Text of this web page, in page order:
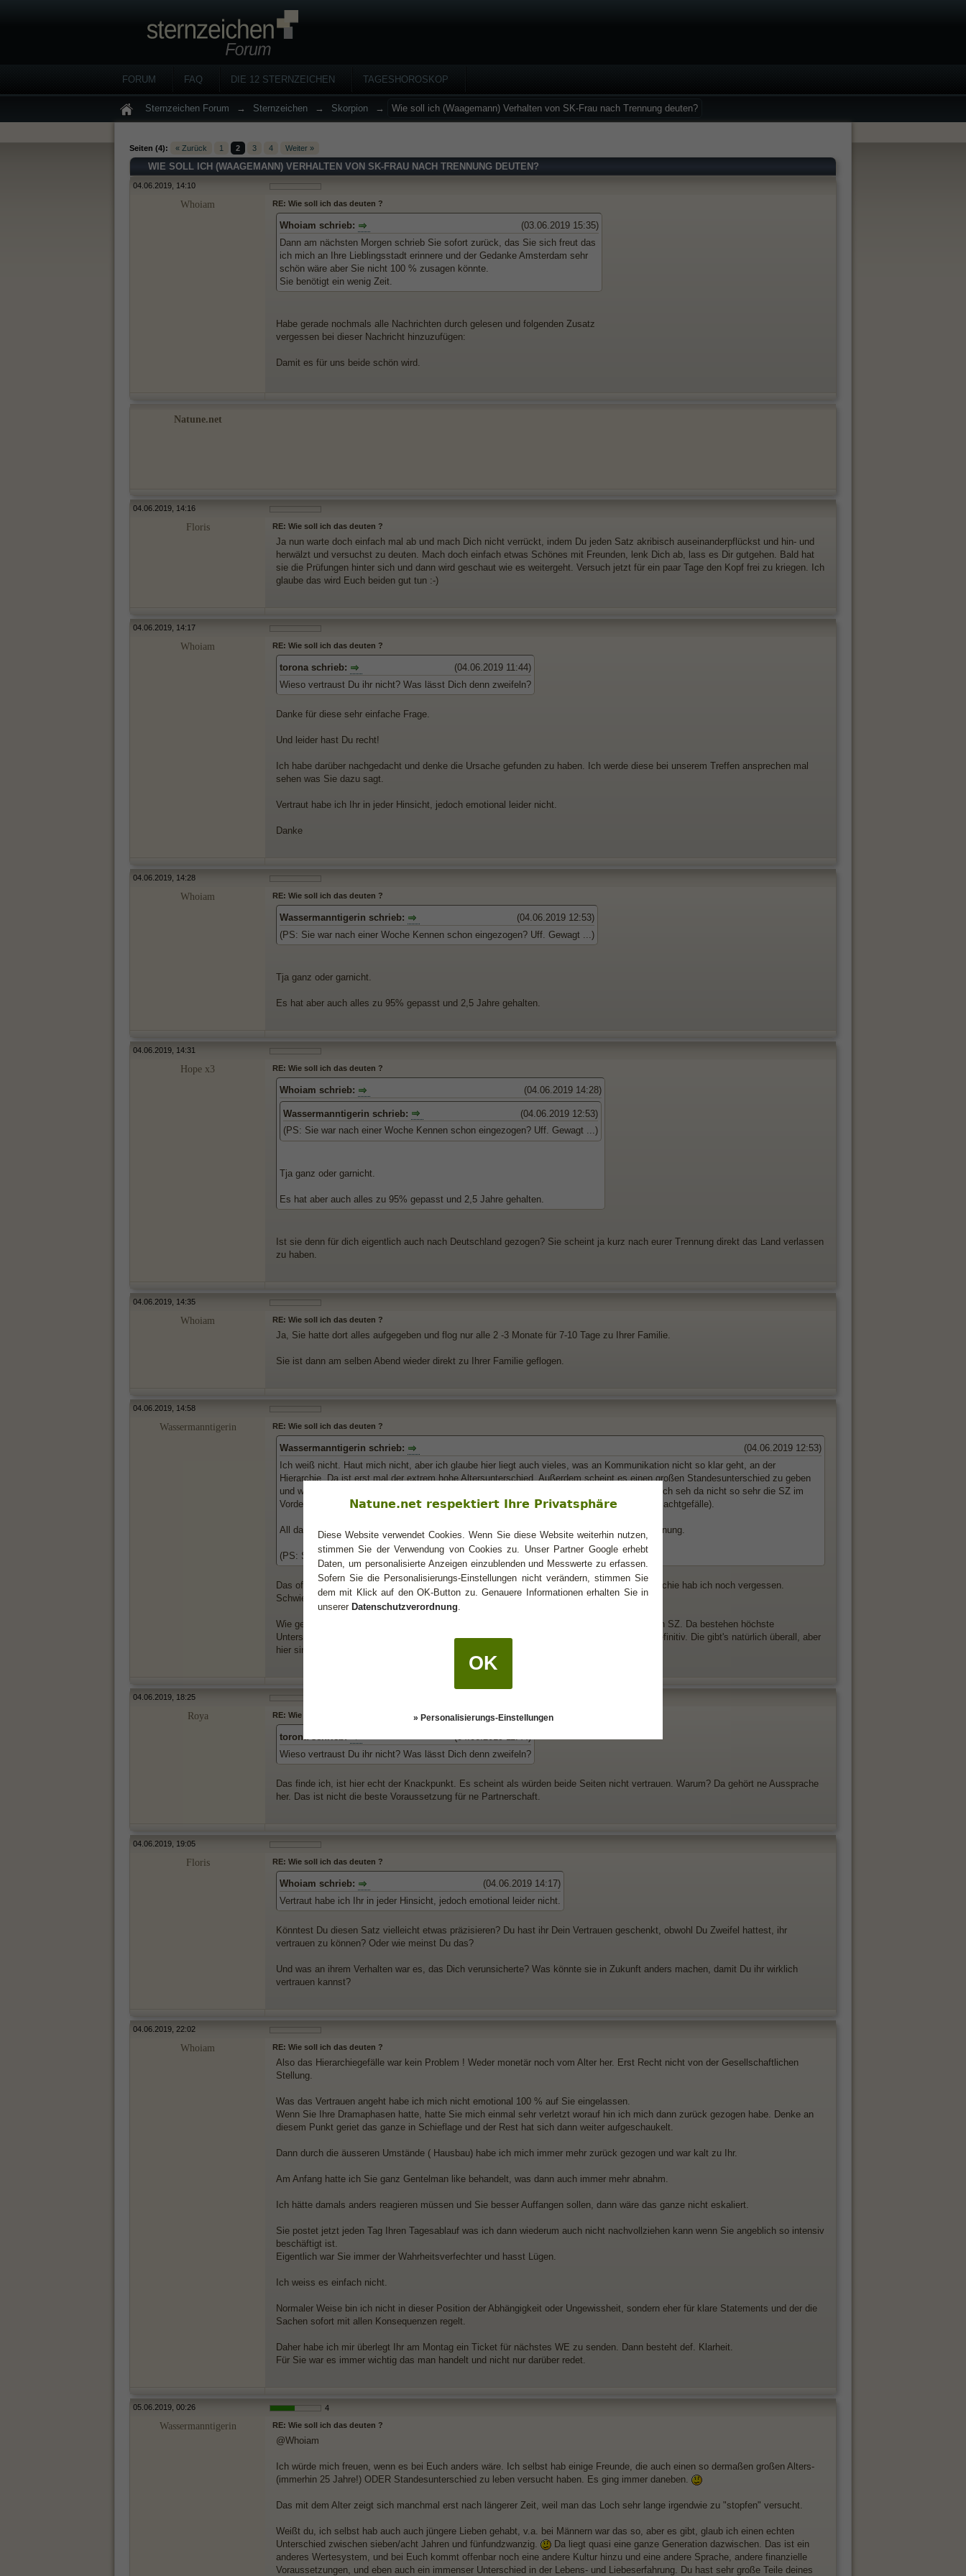
FORUM FAQ DIE 12 STERNZEICHEN TAGESHOROSKOP
Sternzeichen Forum → Sternzeichen → Skorpion → Wie soll ich (Waagemann) Verhalten von SK-Frau nach Trennung deuten?
Seiten (4): « Zurück 1 2 3 4 Weiter »
WIE SOLL ICH (WAAGEMANN) VERHALTEN VON SK-FRAU NACH TRENNUNG DEUTEN?
04.06.2019, 14:10
Whoiam RE: Wie soll ich das deuten ?
(03.06.2019 15:35)
Whoiam schrieb:
Dann am nächsten Morgen schrieb Sie sofort zurück, das Sie sich freut das
ich mich an Ihre Lieblingsstadt erinnere und der Gedanke Amsterdam sehr
schön wäre aber Sie nicht 100 % zusagen könnte.
Sie benötigt ein wenig Zeit.
Habe gerade nochmals alle Nachrichten durch gelesen und folgenden Zusatz
vergessen bei dieser Nachricht hinzuzufügen:
Damit es für uns beide schön wird.
Natune.net
04.06.2019, 14:16
Floris RE: Wie soll ich das deuten ?
Ja nun warte doch einfach mal ab und mach Dich nicht verrückt, indem Du jeden Satz akribisch auseinanderpflückst und hin- und
herwälzt und versuchst zu deuten. Mach doch einfach etwas Schönes mit Freunden, lenk Dich ab, lass es Dir gutgehen. Bald hat
sie die Prüfungen hinter sich und dann wird geschaut wie es weitergeht. Versuch jetzt für ein paar Tage den Kopf frei zu kriegen. Ich
glaube das wird Euch beiden gut tun :-)
04.06.2019, 14:17
Whoiam RE: Wie soll ich das deuten ?
(04.06.2019 11:44)
torona schrieb:
Wieso vertraust Du ihr nicht? Was lässt Dich denn zweifeln?
Danke für diese sehr einfache Frage.
Und leider hast Du recht!
Ich habe darüber nachgedacht und denke die Ursache gefunden zu haben. Ich werde diese bei unserem Treffen ansprechen mal
sehen was Sie dazu sagt.
Vertraut habe ich Ihr in jeder Hinsicht, jedoch emotional leider nicht.
Danke
04.06.2019, 14:28
Whoiam RE: Wie soll ich das deuten ?
(04.06.2019 12:53)
Wassermanntigerin schrieb:
(PS: Sie war nach einer Woche Kennen schon eingezogen? Uff. Gewagt ...)
Tja ganz oder garnicht.
Es hat aber auch alles zu 95% gepasst und 2,5 Jahre gehalten.
04.06.2019, 14:31
Hope x3 RE: Wie soll ich das deuten ?
(04.06.2019 14:28)
Whoiam schrieb:
(04.06.2019 12:53)
Wassermanntigerin schrieb:
(PS: Sie war nach einer Woche Kennen schon eingezogen? Uff. Gewagt ...)
Tja ganz oder garnicht.
Es hat aber auch alles zu 95% gepasst und 2,5 Jahre gehalten.
Ist sie denn für dich eigentlich auch nach Deutschland gezogen? Sie scheint ja kurz nach eurer Trennung direkt das Land verlassen
zu haben.
04.06.2019, 14:35
Whoiam RE: Wie soll ich das deuten ?
Ja, Sie hatte dort alles aufgegeben und flog nur alle 2 -3 Monate für 7-10 Tage zu Ihrer Familie.
Sie ist dann am selben Abend wieder direkt zu Ihrer Familie geflogen.
04.06.2019, 14:58
Wassermanntigerin RE: Wie soll ich das deuten ?
(04.06.2019 12:53)
Wassermanntigerin schrieb:
Ich weiß nicht. Haut mich nicht, aber ich glaube hier liegt auch vieles, was an Kommunikation nicht so klar geht, an der
Hierarchie. Da ist erst mal der extrem hohe Altersunterschied. Außerdem scheint es einen großen Standesunterschied zu geben
und wenn sie "Fan" ist, auch einen auf künstlerischer oder intellektueller Ebene. Also - hm. Ich seh da nicht so sehr die SZ im
Vordergrund, ich seh da v.a. schlicht und einfach ein starkes hierarchisches Gefälle (auch Machtgefälle).
All das macht es eher schwierig, auf einer Ebene zu kommunizieren. Meine persönliche Meinung.
(PS: Sie war nach einer Woche Kennen schon eingezogen? Uff. Gewagt ...)
Das offensichtlich ebenfalls bestehende starke finanzielle Gefälle / bzw. die finanzielle Hierarchie hab ich noch vergessen.
Schwierig.
Wie gesagt: In meinen Augen ist eher hier der Punkt, an dem das Rad sich dreht, nicht in den SZ. Da bestehen höchste
Unterschiede auf vielen Beziehungs-Ebenen. Evtl. sogar Abhängigkeiten. Hierarchien aber definitiv. Die gibt's natürlich überall, aber
hier sind sie schon stark geballt.
04.06.2019, 18:25
Roya RE: Wie soll ich das deuten ?
(04.06.2019 11:44)
torona schrieb:
Wieso vertraust Du ihr nicht? Was lässt Dich denn zweifeln?
Das finde ich, ist hier echt der Knackpunkt. Es scheint als würden beide Seiten nicht vertrauen. Warum? Da gehört ne Aussprache
her. Das ist nicht die beste Voraussetzung für ne Partnerschaft.
04.06.2019, 19:05
Floris RE: Wie soll ich das deuten ?
(04.06.2019 14:17)
Whoiam schrieb:
Vertraut habe ich Ihr in jeder Hinsicht, jedoch emotional leider nicht.
Könntest Du diesen Satz vielleicht etwas präzisieren? Du hast ihr Dein Vertrauen geschenkt, obwohl Du Zweifel hattest, ihr
vertrauen zu können? Oder wie meinst Du das?
Und was an ihrem Verhalten war es, das Dich verunsicherte? Was könnte sie in Zukunft anders machen, damit Du ihr wirklich
vertrauen kannst?
04.06.2019, 22:02
Whoiam RE: Wie soll ich das deuten ?
Also das Hierarchiegefälle war kein Problem ! Weder monetär noch vom Alter her. Erst Recht nicht von der Gesellschaftlichen
Stellung.
Was das Vertrauen angeht habe ich mich nicht emotional 100 % auf Sie eingelassen.
Wenn Sie Ihre Dramaphasen hatte, hatte Sie mich einmal sehr verletzt worauf hin ich mich dann zurück gezogen habe. Denke an
diesem Punkt geriet das ganze in Schieflage und der Rest hat sich dann weiter aufgeschaukelt.
Dann durch die äusseren Umstände ( Hausbau) habe ich mich immer mehr zurück gezogen und war kalt zu Ihr.
Am Anfang hatte ich Sie ganz Gentelman like behandelt, was dann auch immer mehr abnahm.
Ich hätte damals anders reagieren müssen und Sie besser Auffangen sollen, dann wäre das ganze nicht eskaliert.
Sie postet jetzt jeden Tag Ihren Tagesablauf was ich dann wiederum auch nicht nachvollziehen kann wenn Sie angeblich so intensiv
beschäftigt ist.
Eigentlich war Sie immer der Wahrheitsverfechter und hasst Lügen.
Ich weiss es einfach nicht.
Normaler Weise bin ich nicht in dieser Position der Abhängigkeit oder Ungewissheit, sondern eher für klare Statements und der die
Sachen sofort mit allen Konsequenzen regelt.
Daher habe ich mir überlegt Ihr am Montag ein Ticket für nächstes WE zu senden. Dann besteht def. Klarheit.
Für Sie war es immer wichtig das man handelt und nicht nur darüber redet.
05.06.2019, 00:26 4
Wassermanntigerin RE: Wie soll ich das deuten ?
@Whoiam
Ich würde mich freuen, wenn es bei Euch anders wäre. Ich selbst hab einige Freunde, die auch einen so dermaßen großen Alters-
(immerhin 25 Jahre!) ODER Standesunterschied zu leben versucht haben. Es ging immer daneben.
Das mit dem Alter zeigt sich manchmal erst nach längerer Zeit, weil man das Loch sehr lange irgendwie zu "stopfen" versucht.
Weißt du, ich selbst hab auch auch jüngere Lieben gehabt, v.a. bei Männern war das so, aber es gibt, glaub ich einen echten
Unterschied zwischen sieben/acht Jahren und fünfundzwanzig.
Da liegt quasi eine ganze Generation dazwischen. Das ist ein
anderes Wertesystem, und bei Euch kommt offenbar noch eine andere Kultur hinzu und eine andere Sprache, andere finanzielle
Voraussetzungen, und eben auch ein immenser Unterschied in der Lebens- und Liebeserfahrung. Du hast sehr große Teile deines
Natune.net respektiert Ihre Privatsphäre
Diese Website verwendet Cookies. Wenn Sie diese Website weiterhin nutzen,
stimmen Sie der Verwendung von Cookies zu. Unser Partner Google erhebt
Daten, um personalisierte Anzeigen einzublenden und Messwerte zu erfassen.
Sofern Sie die Personalisierungs-Einstellungen nicht verändern, stimmen Sie
dem mit Klick auf den OK-Button zu. Genauere Informationen erhalten Sie in
unserer Datenschutzverordnung
OK
» Personalisierungs-Einstellungen